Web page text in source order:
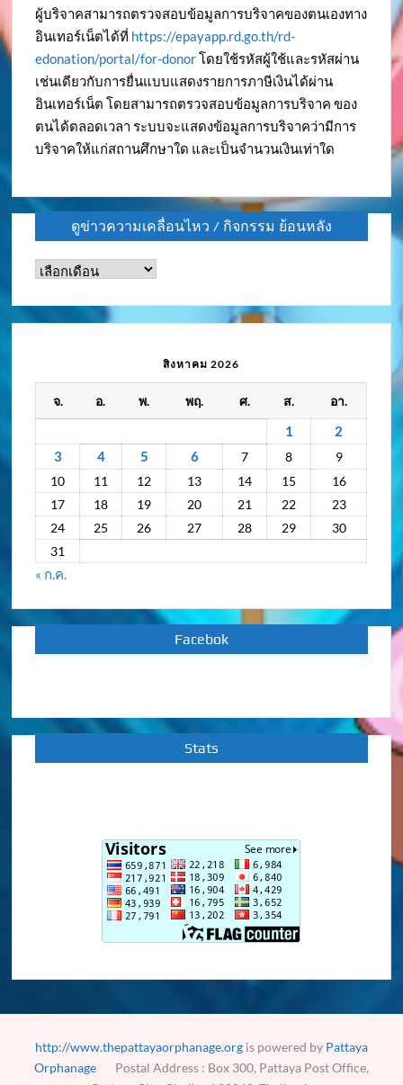
ผู้บริจาคสามารถตรวจสอบข้อมูลการบริจาคของตนเองทาง
อินเทอร์เน็ตได้ที่ https://epayapp.rd.go.th/rd-
edonation/portal/for-donorโดยใช้รหัสผู้ใช้และรหัสผ่าน
เช่นเดียวกับการยื่นแบบแสดงรายการภาษีเงินได้ผ่าน
อินเทอร์เน็ต โดยสามารถตรวจสอบข้อมูลการบริจาค ของ
ตนได้ตลอดเวลา ระบบจะแสดงข้อมูลการบริจาคว่ามีการ
บริจาคให้แก่สถานศึกษาใด และเป็นจำนวนเงินเท่าใด
ดูข่าวความเคลื่อนไหว / กิจกรรม ย้อนหลัง
ดู
กิจกรรม
ย้อน
สิงหาคม 2026
จ. อ. พ. พฤ. ศ. ส. อา.
1
2
3
4 5 6 7 8
9
10
11 12 13 14 15
16
17
18 19 20 21 22
23
24
25 26 27 28 29
30
31
« ก.ค.
Facebok
Stats
http://www.thepattayaorphanage.orgis powered by Pattaya
OrphanagePostal Address : Box 300, Pattaya Post Office,